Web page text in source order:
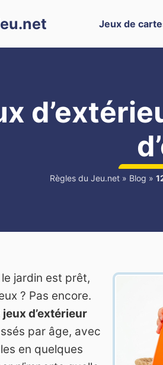
Jeux de
Règles du Jeu.net» Blog »
jardin est prêt,
? Pas encore.
jeux d’extérieur
par âge, avec
en quelques